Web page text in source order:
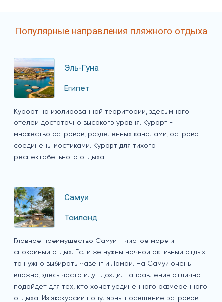
Популярные направления пляжного отдыха
Эль-Гуна
Египет
Курорт на изолированной территории, здесь много
отелей достаточно высокого уровня. Курорт -
множество островов, разделенных каналами, острова
соединены мостиками. Курорт для тихого
респектабельного отдыха.
Самуи
Таиланд
Главное преимущество Самуи - чистое море и
спокойный отдых. Если же нужны ночной активный отдых
то нужно выбирать Чавенг и Ламаи. На Самуи очень
влажно, здесь часто идут дожди. Направление отлично
подойдет для тех, кто хочет уединенного размеренного
отдыха. Из экскурсий популярны посещение островов